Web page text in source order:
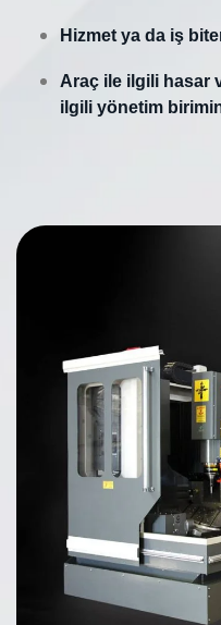
Hizmet ya da iş
Araç ile ilgili hasar
ilgili yönetim